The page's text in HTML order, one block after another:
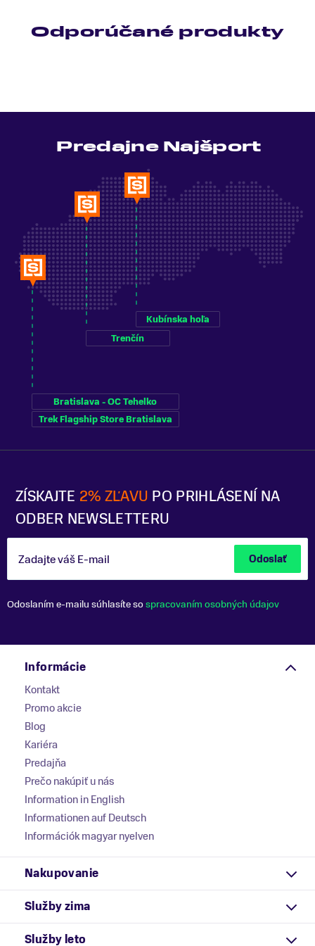
Odporúčané produkty
ZÍSKAJTE 2% ZĽAVU PO PRIHLÁSENÍ NA
ODBER NEWSLETTERU
Zadajte váš E-mail Odoslať
Odoslaním e-mailu súhlasíte sospracovaním osobných údajov
Predajne Najšport
Bratislava - OC Tehelko
Trek Flagship Store Bratislava
Trenčín
Kubínska hoľa
Informácie
Kontakt
Promo akcie
Blog
Kariéra
Predajňa
Prečo nakúpiť u nás
Information in English
Informationen auf Deutsch
Információk magyar nyelven
Nakupovanie
Služby zima
Služby leto